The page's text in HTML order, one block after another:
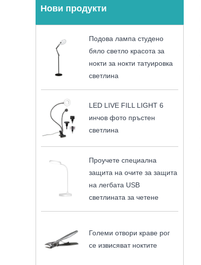
Нови продукти
Подова лампа студено
бяло светло красота за
нокти за нокти татуировка
светлина
LED LIVE FILL LIGHT 6
инчов фото пръстен
светлина
Проучете специална
защита на очите за защита
на легбата USB
светлината за четене
Големи отвори краве рог
се извисяват ноктите